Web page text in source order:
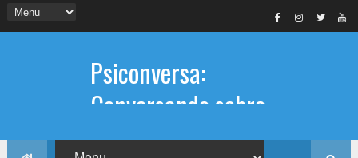
Psiconversa:
Conversando sobre
Psicologia